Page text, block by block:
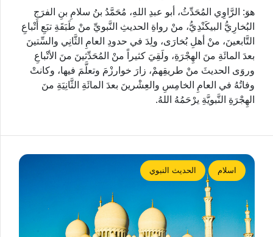
هوَ: الرَّاوِي المُحَدِّثُ، أبو عبدِ اللهِ، مُحَمَّدُ بنُ سلامِ بنِ الفرَجِ
البُخارِيُّ البيكَنْدِيُّ، منْ رواةِ الحديثِ النَّبويِّ منْ طَبَقَةِ تبَعِ أتْباعِ
التَّابعينَ، منْ أهلِ بُخارَى، ولِدَ في حدودِ العامِ الثَّانِي والسِّتينَ
بعدَ المائَةِ منَ الهِجْرَةِ، ولَقِيَ كثيراً منْ المُحَدِّثينَ منَ الأتْباعِ
وروَى الحديثَ منْ طريقِهمْ، زارَ خوارزْمَ وتعلَّمَ فيها، وكانتْ
وفاتُهُ في العامِ الخامِسِ والعِشْرينَ بعدَ المائَةِ الثَّانِيَةِ منَ
الهِجْرَةِ النَّبويَّةِ يرْحَمُهُ اللهُ.
اسلام الحديث النبوي